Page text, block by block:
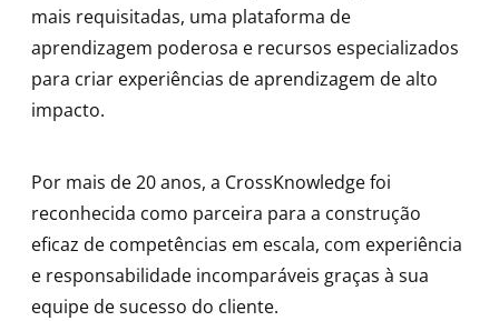
mais requisitadas, uma plataforma de
aprendizagem poderosa e recursos especializados
para criar experiências de aprendizagem de alto
impacto.
Por mais de 20 anos, a CrossKnowledge foi
reconhecida como parceira para a construção
eficaz de competências em escala, com experiência
e responsabilidade incomparáveis graças à sua
equipe de sucesso do cliente.